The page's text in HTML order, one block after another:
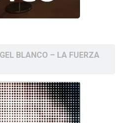
BLANCO – LA FUERZA